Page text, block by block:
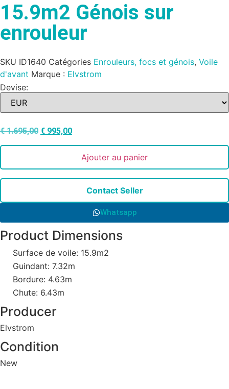
15.9m2 Génois sur
enrouleur
SKU ID1640 Catégories Enrouleurs, focs et génois, Voile
d'avant Marque : Elvstrom
Devise:
€1.695,00 € 995,00
Ajouter au panier
Contact Seller
Whatsapp
Product Dimensions
Surface de voile: 15.9m2
Guindant: 7.32m
Bordure: 4.63m
Chute: 6.43m
Producer
Elvstrom
Condition
New